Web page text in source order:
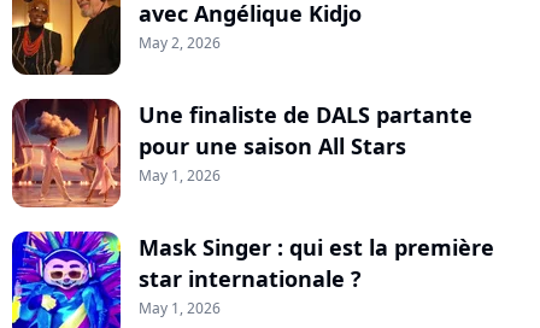
avec Angélique Kidjo
May 2, 2026
Une finaliste de DALS partante
pour une saison All Stars
May 1, 2026
Mask Singer : qui est la première
star internationale ?
May 1, 2026